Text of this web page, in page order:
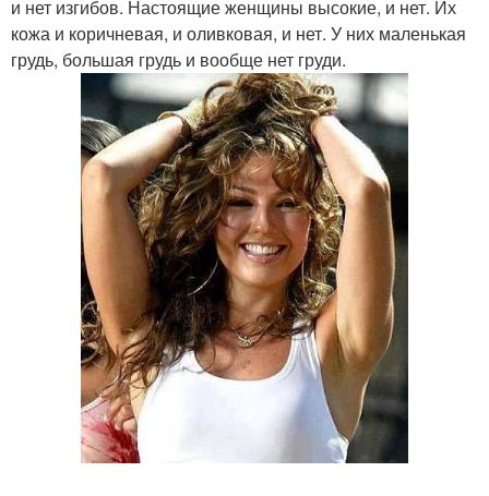
и нет изгибов. Настоящие женщины высокие, и нет. Их
кожа и коричневая, и оливковая, и нет. У них маленькая
грудь, большая грудь и вообще нет груди.